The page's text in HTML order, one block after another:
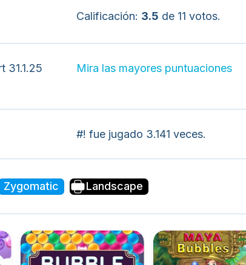
Calificación: 3.5 de 11 votos.
31.1.25
Mira las mayores puntuaciones
#! fue jugado 3.141 veces.
Zygomatic Landscape